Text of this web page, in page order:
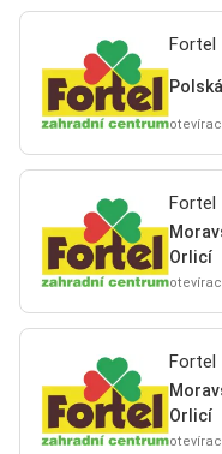
Fortel
Fortel
Orlicí
Fortel
Orlicí